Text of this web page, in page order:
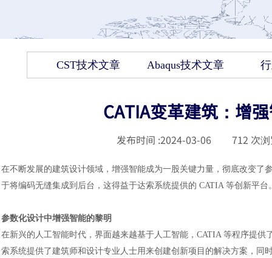
CST技术文章 Abaqus技术文章
CATIA变革建筑：增
发布时间 :2024-03-06 712 次
在不断发展的建筑设计领域，增强智能成为一股关键力量，彻底改变
于将编码无缝集成到后台，这得益于达索系统提供的 CATIA 等创新平台
参数化设计中增强智能的黎明
在新兴的人工智能时代，界面越来越基于人工智能， CATIA 等程序提供
索系统提供了建筑师和设计专业人士用来创建创新项目的解决方案，同